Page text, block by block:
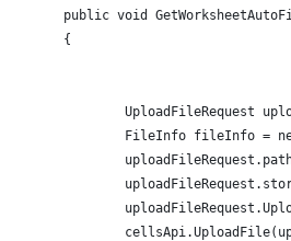
public void
        {
UploadFileRequest
FileInfo fileInfo =